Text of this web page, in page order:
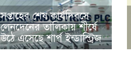
সপ্তাহের শেষ কার্যদিবসে
লেনদেনের তালিকায় শীর্ষে
উঠে এসেছে শার্প ইন্ডাস্ট্রিজ